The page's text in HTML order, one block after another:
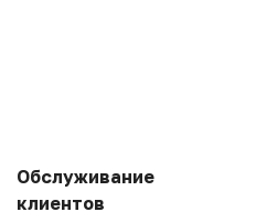
Обслуживание
клиентов